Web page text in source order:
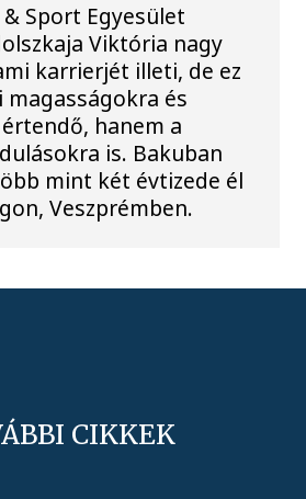
Sport Egyesület
Viktória nagy
karrierjét illeti, de ez
magasságokra és
hanem a
is. Bakuban
mint két évtizede él
Veszprémben.
CIKKEK